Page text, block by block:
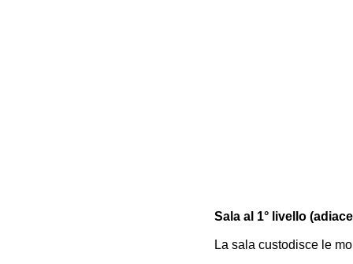
Sala al 1° livello
La sala custodisce le